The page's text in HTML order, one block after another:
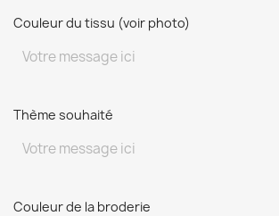
Couleur du tissu (voir photo)
Thème souhaité
Couleur de la broderie